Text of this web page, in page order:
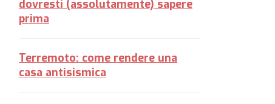
dovresti (assolutamente) sapere
prima
Terremoto: come rendere una
casa antisismica